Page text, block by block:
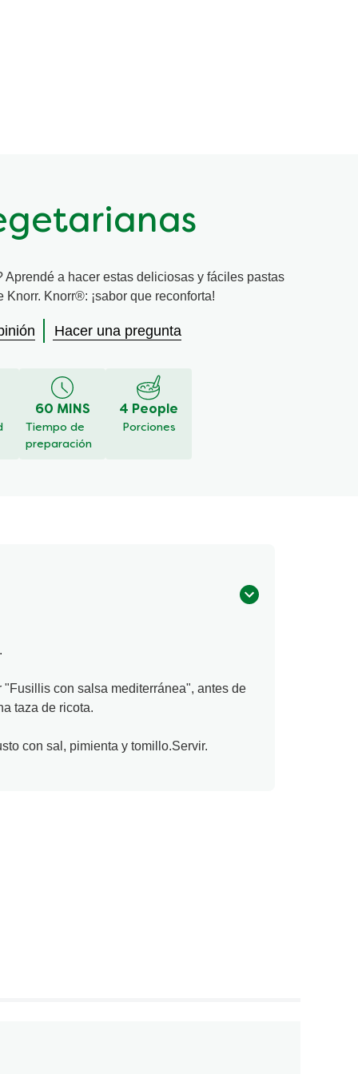
Aprendé a hacer estas deliciosas y fáciles pastas
Knorr®: ¡sabor que reconforta!
Hacer una pregunta
60 MINS
Tiempo de
preparación
4 People
Porciones
con salsa mediterránea", antes de
taza de ricota.
con sal, pimienta y tomillo.Servir.